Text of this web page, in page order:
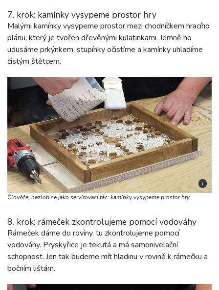
7. krok: kamínky vysypeme prostor hry
Malými kamínky vysypeme prostor mezi chodníčkem hracího
plánu, který je tvořen dřevěnými kulatinkami. Jemně ho
udusáme prkýnkem, stupínky očistíme a kamínky uhladíme
čistým štětcem.
i
Člověče, nezlob se jako servírovací tác: kamínky vysypeme prostor hry
8. krok: rámeček zkontrolujeme pomocí vodováhy
Rámeček dáme do roviny, tu zkontrolujeme pomocí
vodováhy. Pryskyřice je tekutá a má samonivelační
schopnost. Jen tak budeme mít hladinu v rovině k rámečku a
bočním lištám.